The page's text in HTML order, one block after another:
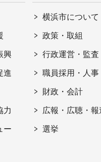
興
進
力
ー
横浜市について
政策・取組
行政運営・監査
職員採用・人事
財政・会計
広報・広聴・報
選挙